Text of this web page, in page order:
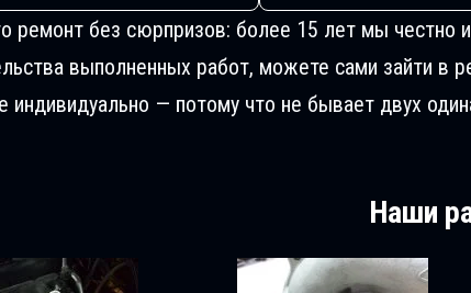
ремонт без сюрпризов: более 15 лет мы честно
выполненных работ, можете сами зайти в
индивидуально — потому что не бывает двух
Наши